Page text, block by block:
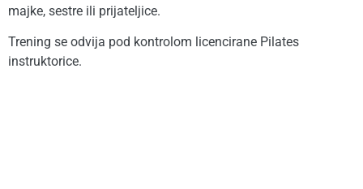
majke, sestre ili prijateljice.
Trening se odvija pod kontrolom licencirane Pilates
instruktorice.